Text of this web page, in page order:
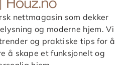
nettmagasin som dekker
og moderne hjem. Vi
og praktiske tips for å
å skape et funksjonelt og